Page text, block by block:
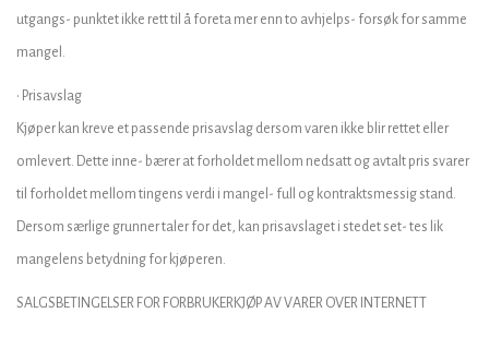
utgangs- punktet ikke rett til å foreta mer enn to avhjelps- forsøk for samme
mangel.
• Prisavslag
Kjøper kan kreve et passende prisavslag dersom varen ikke blir rettet eller
omlevert. Dette inne- bærer at forholdet mellom nedsatt og avtalt pris svarer
til forholdet mellom tingens verdi i mangel- full og kontraktsmessig stand.
Dersom særlige grunner taler for det, kan prisavslaget i stedet set- tes lik
mangelens betydning for kjøperen.
SALGSBETINGELSER FOR FORBRUKERKJØP AV VARER OVER INTERNETT